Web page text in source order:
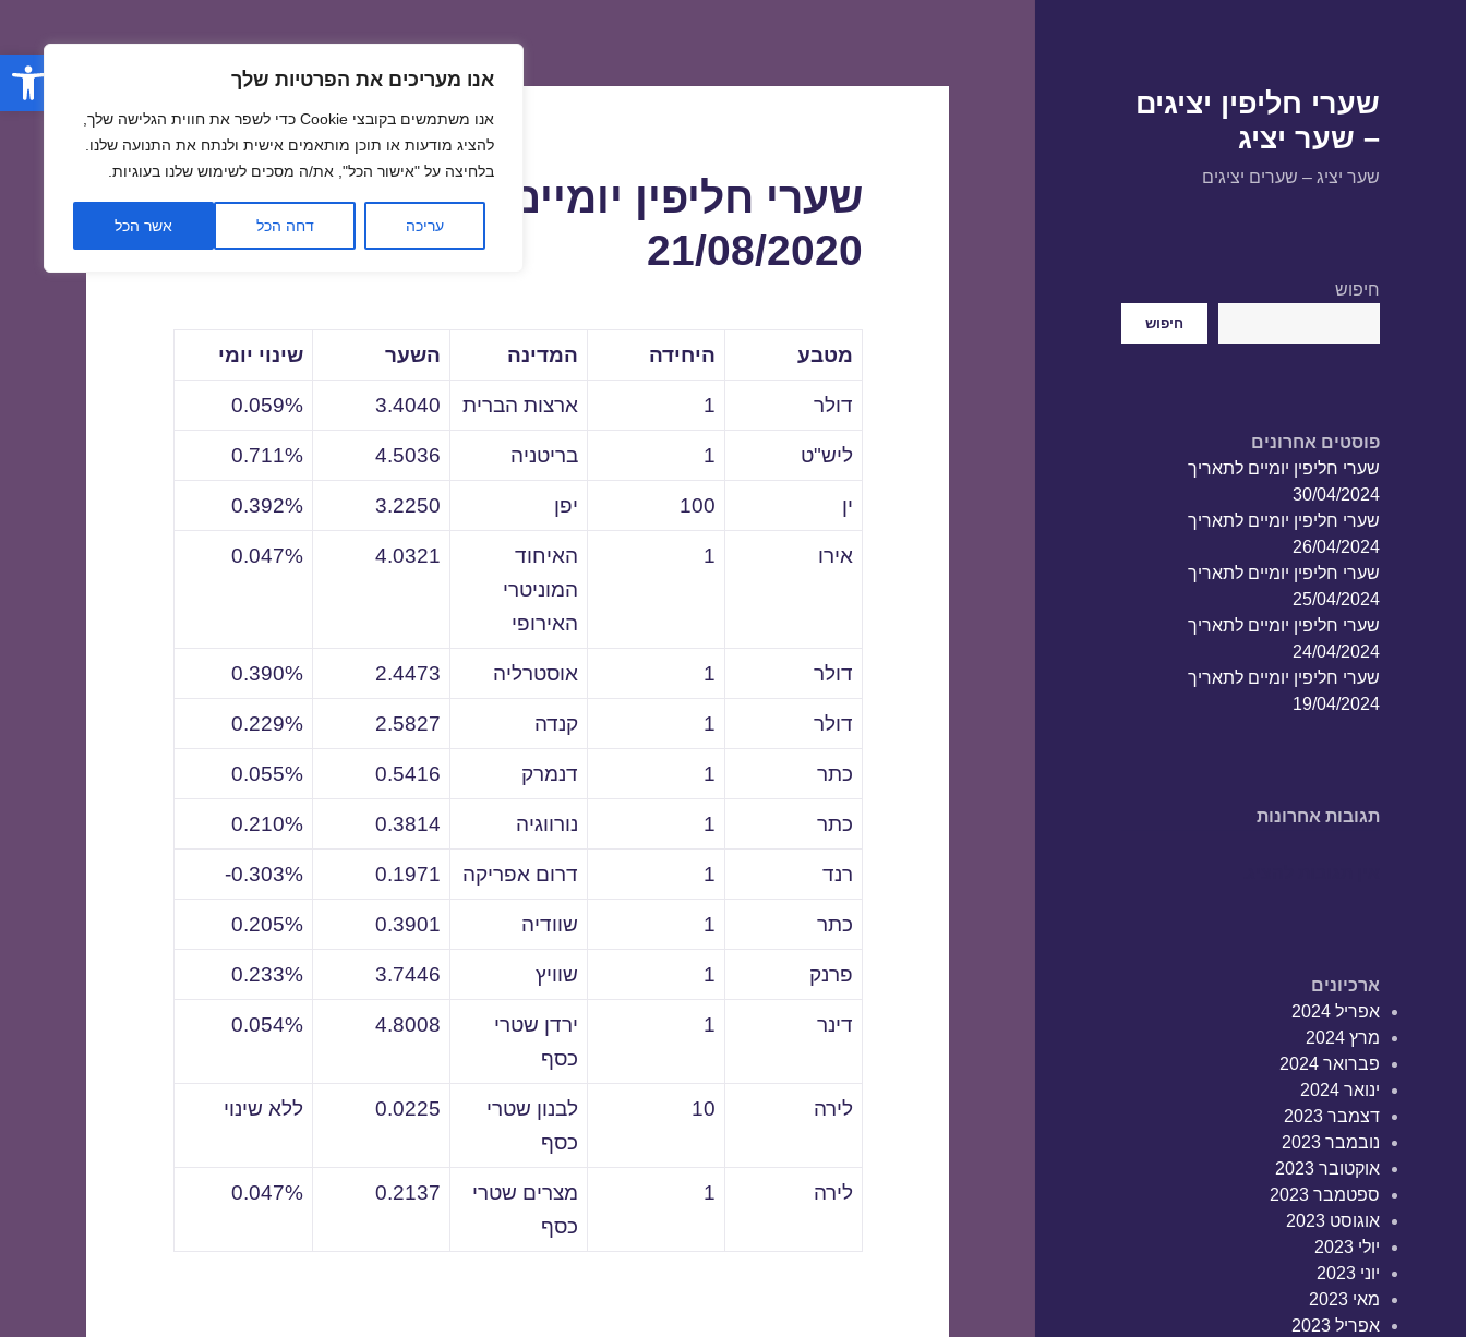
פתח אנו מעריכים את הפרטיות שלך
אנו משתמשים בקובצי Cookie כדי לשפר את חווית הגלישה שלך,
להציג מודעות או תוכן מותאמים אישית ולנתח את התנועה שלנו.
בלחיצה על "אישור הכל", את/ה מסכים לשימוש שלנו בעוגיות.
עריכה דחה הכל אשר הכל
שערי חליפין יציגים
– שער יציג
שער יציג – שערים יציגים
חיפוש
חיפוש
פוסטים אחרונים
שערי חליפין יומיים לתאריך
30/04/2024
שערי חליפין יומיים לתאריך
26/04/2024
שערי חליפין יומיים לתאריך
25/04/2024
שערי חליפין יומיים לתאריך
24/04/2024
שערי חליפין יומיים לתאריך
19/04/2024
תגובות אחרונות
ארכיונים
אפריל 2024
מרץ 2024
פברואר 2024
ינואר 2024
דצמבר 2023
נובמבר 2023
אוקטובר 2023
ספטמבר 2023
אוגוסט 2023
יולי 2023
יוני 2023
מאי 2023
אפריל 2023
שערי חליפין יומיים לתאריך
21/08/2020
מטבע היחידה המדינה השער שינוי יומי
דולר 1 ארצות הברית 3.4040
0.059%
ליש"ט 1 בריטניה 4.5036
0.711%
ין 100 יפן 3.2250
0.392%
אירו 1
האיחוד
המוניטרי
האירופי
4.0321
0.047%
דולר 1 אוסטרליה 2.4473
0.390%
דולר 1 קנדה 2.5827
0.229%
כתר 1 דנמרק 0.5416
0.055%
כתר 1 נורווגיה 0.3814
0.210%
רנד 1 דרום אפריקה 0.1971
0.303%-
כתר 1 שוודיה 0.3901
0.205%
פרנק 1 שוויץ 3.7446
0.233%
דינר 1
ירדן שטרי
כסף
4.8008
0.054%
לירה 10
לבנון שטרי
כסף
0.0225 ללא שינוי
לירה 1
מצרים שטרי
כסף
0.2137
0.047%